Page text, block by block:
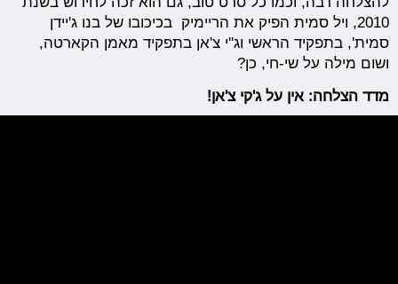
2010, ויל סמית הפיק את הריימיק בכיכובו של בנו ג'יידן
סמית', בתפקיד הראשי וג''י צ'אן בתפקיד מאמן הקארטה,
ושום מילה על שי-חי, כן?
מדד הצלחה: אין על ג'קי צ'אן!